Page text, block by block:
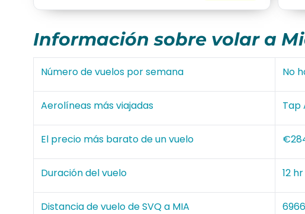
Información sobre volar a
Número de vuelos por semana No
Aerolíneas más viajadas Tap
El precio más barato de un vuelo
Duración del vuelo 12
Distancia de vuelo de SVQ a MIA